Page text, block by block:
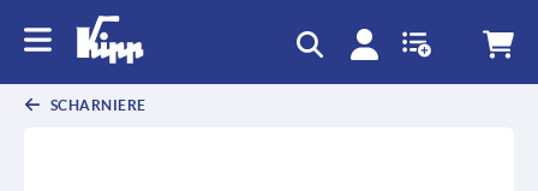
SCHARNIERE